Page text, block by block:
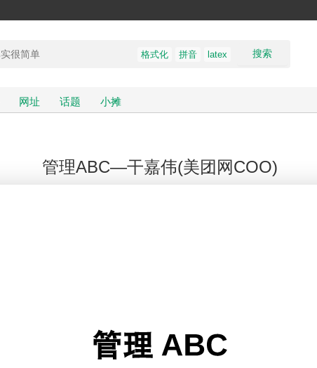
搜索
格式化 拼音 latex
网址 话题 小摊
管理ABC—干嘉伟(美团网COO)